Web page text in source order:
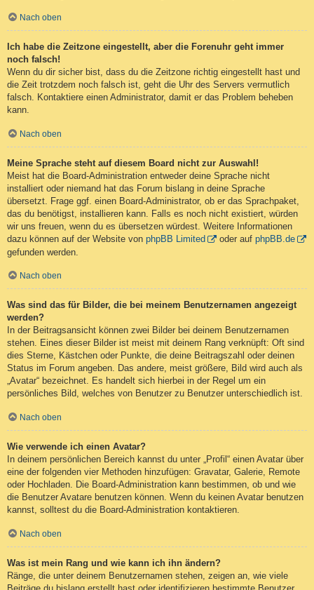
Nach oben
Ich habe die Zeitzone eingestellt, aber die Forenuhr geht immer
noch falsch!
Wenn du dir sicher bist, dass du die Zeitzone richtig eingestellt hast und
die Zeit trotzdem noch falsch ist, geht die Uhr des Servers vermutlich
falsch. Kontaktiere einen Administrator, damit er das Problem beheben
kann.
Nach oben
Meine Sprache steht auf diesem Board nicht zur Auswahl!
Meist hat die Board-Administration entweder deine Sprache nicht
installiert oder niemand hat das Forum bislang in deine Sprache
übersetzt. Frage ggf. einen Board-Administrator, ob er das Sprachpaket,
das du benötigst, installieren kann. Falls es noch nicht existiert, würden
wir uns freuen, wenn du es übersetzen würdest. Weitere Informationen
dazu können auf der Website von phpBB Limited oder auf phpBB.de
gefunden werden.
Nach oben
Was sind das für Bilder, die bei meinem Benutzernamen angezeigt
werden?
In der Beitragsansicht können zwei Bilder bei deinem Benutzernamen
stehen. Eines dieser Bilder ist meist mit deinem Rang verknüpft: Oft sind
dies Sterne, Kästchen oder Punkte, die deine Beitragszahl oder deinen
Status im Forum angeben. Das andere, meist größere, Bild wird auch als
„Avatar“ bezeichnet. Es handelt sich hierbei in der Regel um ein
persönliches Bild, welches von Benutzer zu Benutzer unterschiedlich ist.
Nach oben
Wie verwende ich einen Avatar?
In deinem persönlichen Bereich kannst du unter „Profil“ einen Avatar über
eine der folgenden vier Methoden hinzufügen: Gravatar, Galerie, Remote
oder Hochladen. Die Board-Administration kann bestimmen, ob und wie
die Benutzer Avatare benutzen können. Wenn du keinen Avatar benutzen
kannst, solltest du die Board-Administration kontaktieren.
Nach oben
Was ist mein Rang und wie kann ich ihn ändern?
Ränge, die unter deinem Benutzernamen stehen, zeigen an, wie viele